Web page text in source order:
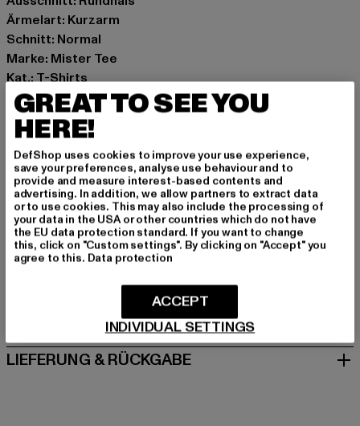
Ärmelart: Kurzarm
Schnitt: Normal
Marke: Mister Tee
Kat.: T-Shirts
Farbe: schwarz
Hersteller Farbe: black
Materialzusammensetzung: 100% Baumwolle
Art.Nr: MT2677-00007
Hersteller: TB International GmbH |info@tbint.de
Dr.-Robert-Murjahn-Straße 7 | 64372 Ober-Ramstadt |
DE
GRÖSSE & PASSFORM
PFLEGEHINWEISE
LIEFERUNG & RÜCKGABE
GREAT TO SEE YOU
HERE!
DefShop uses cookies to improve your use experience,
save your preferences, analyse use behaviour and to
provide and measure interest-based contents and
advertising. In addition, we allow partners to extract data
or to use cookies. This may also include the processing of
your data in the USA or other countries which do not have
the EU data protection standard. If you want to change
this, click on "Custom settings". By clicking on "Accept" you
agree to this. Data protection
INDIVIDUAL SETTINGS
ACCEPT